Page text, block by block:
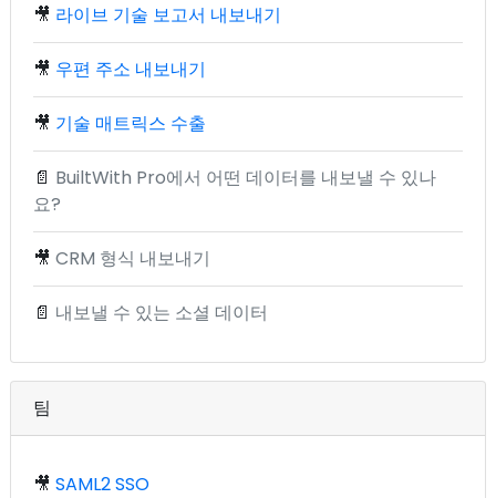
🎥 라이브 기술 보고서 내보내기
🎥 우편 주소 내보내기
🎥 기술 매트릭스 수출
📄 BuiltWith Pro에서 어떤 데이터를 내보낼 수 있나
요?
🎥 CRM 형식 내보내기
📄 내보낼 수 있는 소셜 데이터
팀
🎥 SAML2 SSO